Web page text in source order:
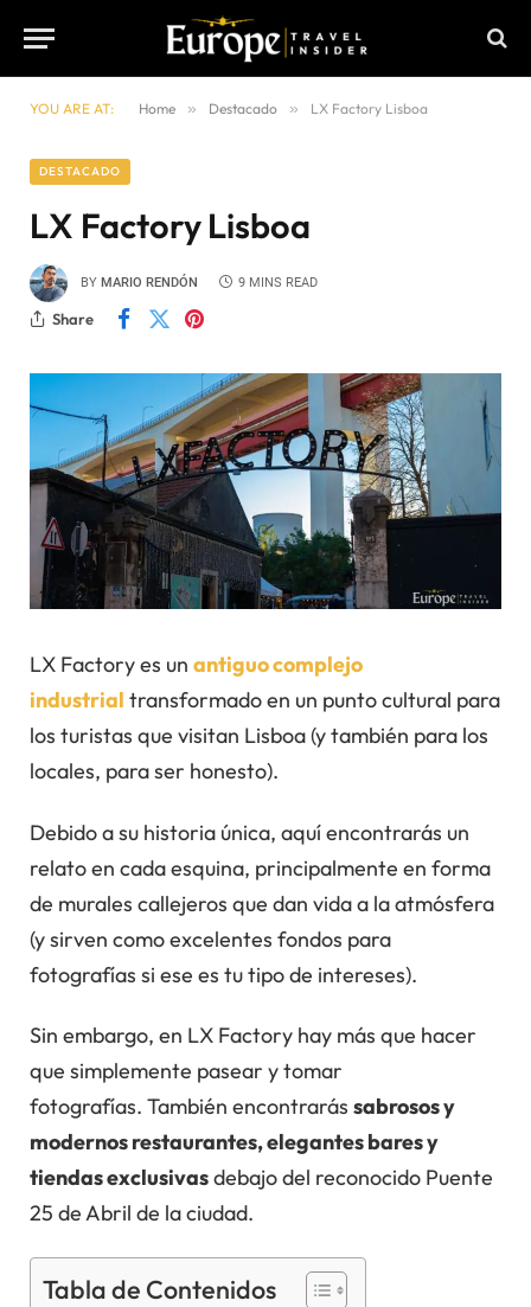
YOU ARE AT: Home » Destacado » LX Factory Lisboa
DESTACADO
LX Factory Lisboa
BY MARIO RENDÓN 9 MINS READ
Share
LX Factory es un antiguo complejo
industrial transformado en un punto cultural para
los turistas que visitan Lisboa (y también para los
locales, para ser honesto).
Debido a su historia única, aquí encontrarás un
relato en cada esquina, principalmente en forma
de murales callejeros que dan vida a la atmósfera
(y sirven como excelentes fondos para
fotografías si ese es tu tipo de intereses).
Sin embargo, en LX Factory hay más que hacer
que simplemente pasear y tomar
fotografías. También encontrarás sabrosos y
modernos restaurantes, elegantes bares y
tiendas exclusivasdebajo del reconocido Puente
25 de Abril de la ciudad.
Tabla de Contenidos